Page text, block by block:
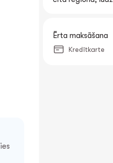
Ērta maksāšana
Kredītkarte